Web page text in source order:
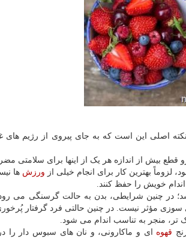
اصلی این است که به جای پیروی از رژیم های
قطع بیش از اندازه هر یک از اینها برای سلامتی
بهترین کار برای انجام خیلی از ورزش ها
اندام خویش را حفظ کنند.
در چنین شرایطی، بدن به حالت گرسنگی می رود
سوزی مؤثر نیست. در چنین حالتی فرد گرفتار
منجر به تناسب اندام می شود.
قهوه ای و ماکارونی، و نان های سبوس دار را